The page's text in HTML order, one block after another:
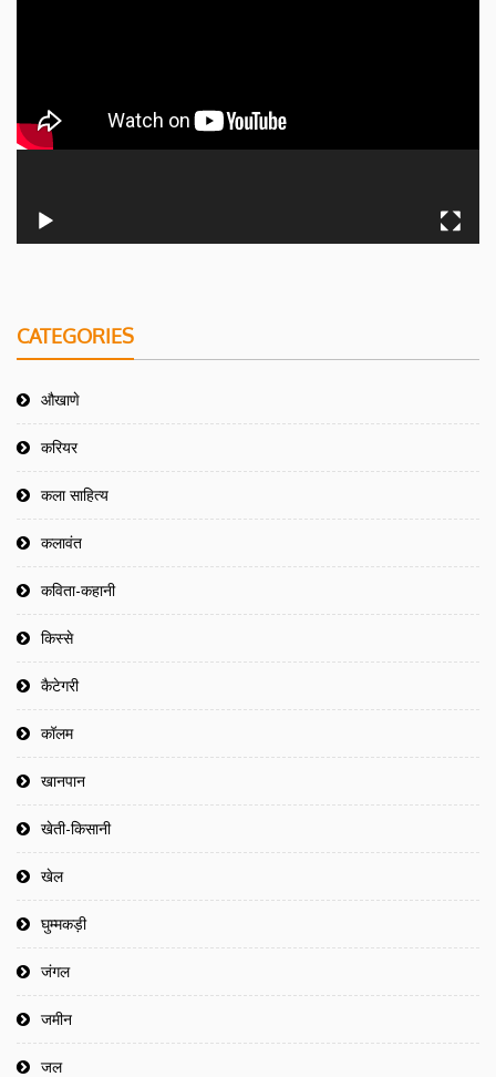
CATEGORIES
औखाणे
करियर
कला साहित्य
कलावंत
कविता-कहानी
किस्से
कैटेगरी
कॉलम
खानपान
खेती-किसानी
खेल
घुम्मकड़ी
जंगल
जमीन
जल